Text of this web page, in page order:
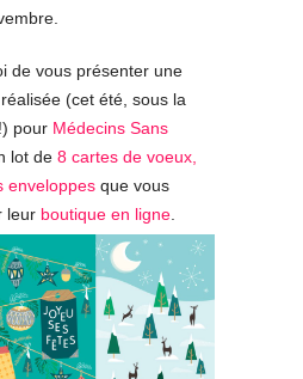
de vous présenter une
(cet été, sous la
pour Médecins Sans
lot de 8 cartes de voeux,
enveloppes que vous
leur boutique en ligne